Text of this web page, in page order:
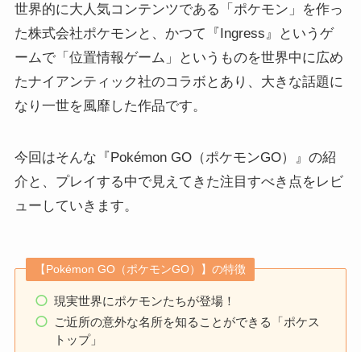
世界的に大人気コンテンツである「ポケモン」を作っ
た株式会社ポケモンと、かつて『Ingress』というゲ
ームで「位置情報ゲーム」というものを世界中に広め
たナイアンティック社のコラボとあり、大きな話題に
なり一世を風靡した作品です。
今回はそんな『Pokémon GO（ポケモンGO）』の紹
介と、プレイする中で見えてきた注目すべき点をレビ
ューしていきます。
【Pokémon GO（ポケモンGO）】の特徴
現実世界にポケモンたちが登場！
ご近所の意外な名所を知ることができる「ポケス
トップ」